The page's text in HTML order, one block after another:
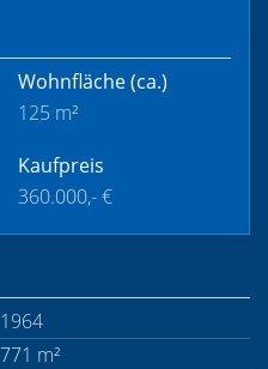
Wohnfläche(ca.)
125 m²
Kaufpreis
360.000,- €
1964
771 m²